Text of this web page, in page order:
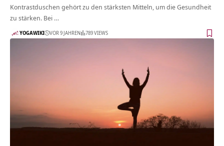
Kontrastduschen gehört zu den stärksten Mitteln, um die Gesundheit
zu stärken. Bei …
YOGAWIKI VOR 9 JAHREN 789 VIEWS